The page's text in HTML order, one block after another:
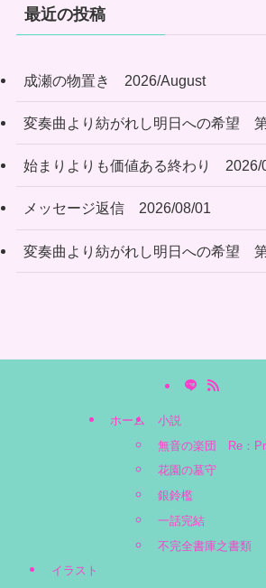
最近の投稿
成瀬の物置き 2026/August
変奏曲より紡がれし明日への希望
始まりよりも価値ある終わり 2026/
メッセージ返信 2026/08/01
変奏曲より紡がれし明日への希望
ホーム
小説
無音の楽団 Re：
花園の墓守
銀鈴檻
一話完結
不完全書庫之書類
イラスト